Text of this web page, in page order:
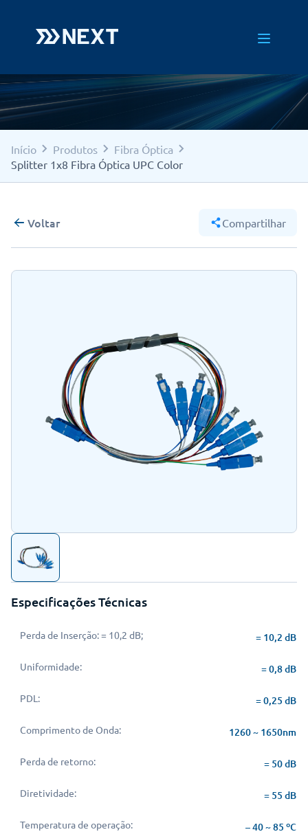
Início Produtos
Fibra Óptica
Splitter 1x8 Fibra Óptica UPC Color
Voltar Compartilhar
Especificações Técnicas
Perda de Inserção: = 10,2 dB; = 10,2 dB
Uniformidade: = 0,8 dB
PDL: = 0,25 dB
Comprimento de Onda: 1260 ~ 1650nm
Perda de retorno: = 50 dB
Diretividade: = 55 dB
Temperatura de operação: – 40 ~ 85 ºC